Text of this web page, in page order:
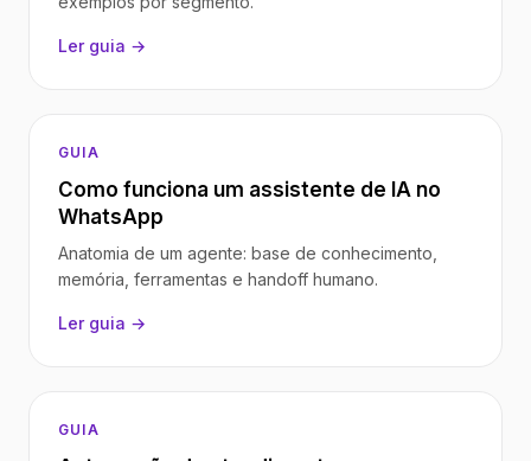
Ler guia →
GUIA
Como funciona um assistente de IA no
WhatsApp
Anatomia de um agente: base de conhecimento,
memória, ferramentas e handoff humano.
Ler guia →
GUIA